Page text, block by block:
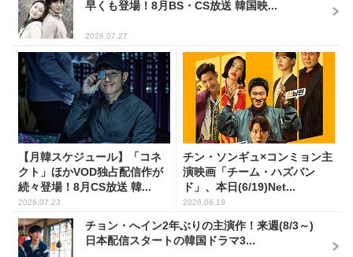
早くも登場！8月BS・CS放送 韓国映...
2026.07.27
【月韓スケジュール】「コネ
クト」ほかVOD独占配信作が
続々登場！8月CS放送 韓...
2026.07.23
チン・ソンギュ×コンミョン主
演映画「チーム・ハズバン
ド」、本日(6/19)Net...
2026.06.19
チョン・へイン2年ぶりの主演作！来週(8/3～)
日本配信スタートの韓国ドラマ3...